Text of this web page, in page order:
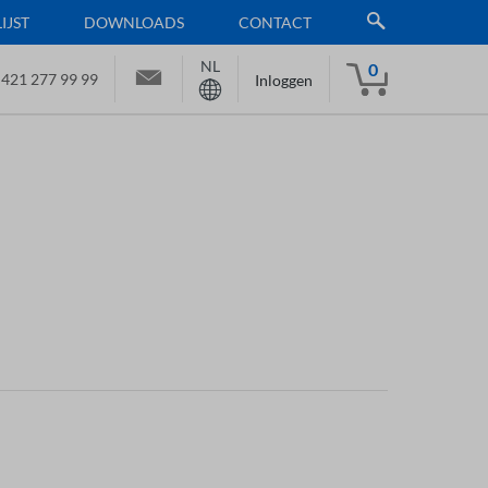
DOWNLOADS CONTACT
277 99 99
NL
Inloggen
0